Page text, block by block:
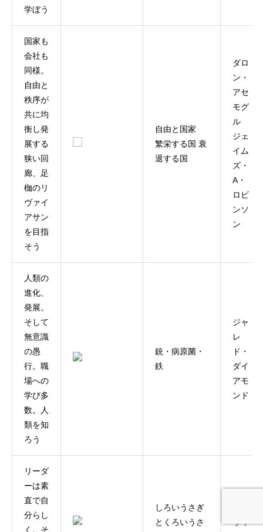
学ぼう
国家も
会社も
同様。
自由と
秩序が
共に均
衡し発
展する
狭い回
廊、足
枷のリ
ヴァイ
アサン
を目指
そう
自由と国家
繁栄する国 衰
退する国
ダロ
ン・
アセ
モグ
ル
ジェ
イム
ズ・
A・
ロビ
ンソ
ン
人類の
進化、
発展。
そして
無意識
の愚
行。職
場への
学び多
数。人
類を知
ろう
銃・病原菌・
鉄
ジャ
レ
ド・
ダイ
アモ
ンド
リーダ
ーは素
直で自
分らし
く。そ
しろいうさぎ
とくろいうさ
ウィ